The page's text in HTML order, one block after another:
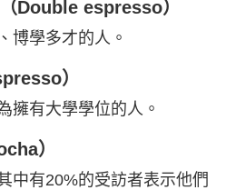
Double espresso）
博學多才的人。
）
擁有大學學位的人。
）
中有20%的受訪者表示他們